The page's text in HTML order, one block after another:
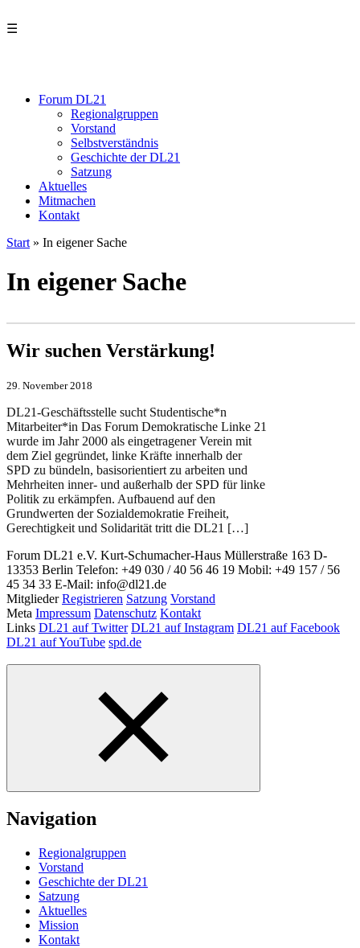
☰
Forum DL21
Regionalgruppen
Vorstand
Selbstverständnis
Geschichte der DL21
Satzung
Aktuelles
Mitmachen
Kontakt
Start » In eigener Sache
In eigener Sache
Wir suchen Verstärkung!
29. November 2018
DL21-Geschäftsstelle sucht Studentische*n
Mitarbeiter*in Das Forum Demokratische Linke 21
wurde im Jahr 2000 als eingetragener Verein mit
dem Ziel gegründet, linke Kräfte innerhalb der
SPD zu bündeln, basisorientiert zu arbeiten und
Mehrheiten inner- und außerhalb der SPD für linke
Politik zu erkämpfen. Aufbauend auf den
Grundwerten der Sozialdemokratie Freiheit,
Gerechtigkeit und Solidarität tritt die DL21 […]
Forum DL21 e.V. Kurt-Schumacher-Haus Müllerstraße 163 D-
13353 Berlin Telefon: +49 030 / 40 56 46 19 Mobil: +49 157 / 56
45 34 33 E-Mail: info@dl21.de
Mitglieder Registrieren Satzung Vorstand
Meta Impressum Datenschutz Kontakt
Links DL21 auf Twitter DL21 auf Instagram DL21 auf Facebook
DL21 auf YouTube spd.de
Navigation
Regionalgruppen
Vorstand
Geschichte der DL21
Satzung
Aktuelles
Mission
Kontakt